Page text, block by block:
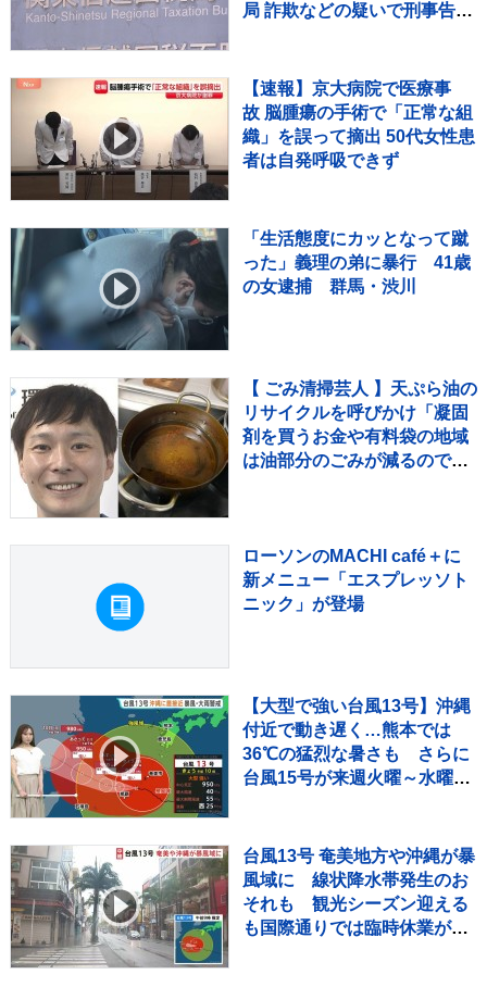
局 詐欺などの疑いで刑事告発
【速報】京大病院で医療事
故 脳腫瘍の手術で「正常な組
織」を誤って摘出 50代女性患
者は自発呼吸できず
「生活態度にカッとなって蹴
った」義理の弟に暴行 41歳
の女逮捕 群馬・渋川
【 ごみ清掃芸人 】天ぷら油の
リサイクルを呼びかけ「凝固
剤を買うお金や有料袋の地域
は油部分のごみが減るので、
ローソンのMACHI café＋に
新メニュー「エスプレッソト
ニック」が登場
【大型で強い台風13号】沖縄
付近で動き遅く…熊本では
36℃の猛烈な暑さも さらに
台風15号が来週火曜～水曜ご
台風13号 奄美地方や沖縄が暴
風域に 線状降水帯発生のお
それも 観光シーズン迎える
も国際通りでは臨時休業が相